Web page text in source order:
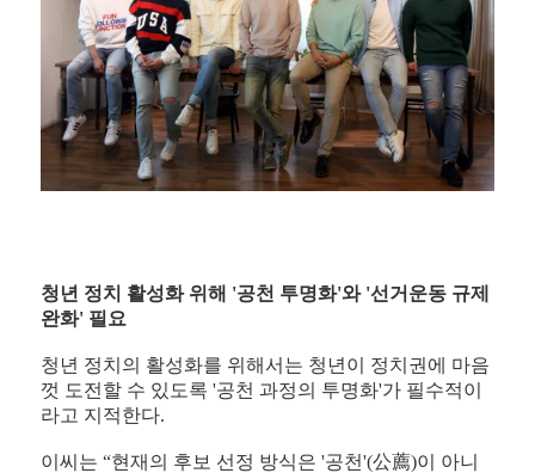
청년 정치 활성화 위해 '공천 투명화'와 '선거운동 규제
완화' 필요
청년 정치의 활성화를 위해서는 청년이 정치권에 마음
껏 도전할 수 있도록 '공천 과정의 투명화'가 필수적이
라고 지적한다.
이씨는 “현재의 후보 선정 방식은 '공천'(公薦)이 아니